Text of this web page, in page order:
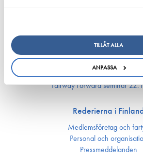
TILLÅT ALLA
ANPASSA
Maritima klustrets årsbok
Finlands maritima
Sjöfartens Dag
Fairway Forward seminar
Rederierna i
Medlemsföretag och
Personal och
Press­meddelanden